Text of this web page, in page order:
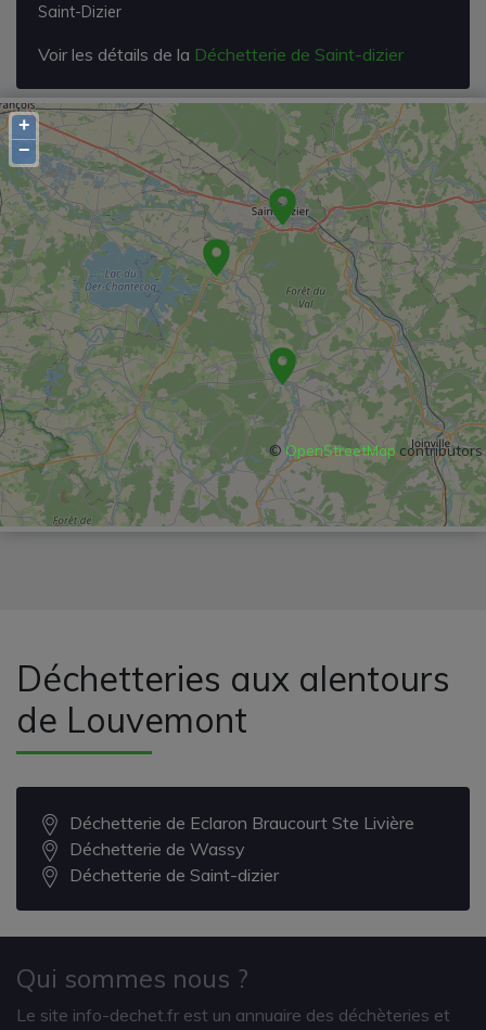
Saint-Dizier
Voir les détails de la Déchetterie de Saint-dizier
+
−
©OpenStreetMapcontributors
Déchetteries aux alentours
de Louvemont
Déchetterie de Eclaron Braucourt Ste Livière
Déchetterie de Wassy
Déchetterie de Saint-dizier
Qui sommes nous ?
Le site info-dechet.fr est un annuaire des déchèteries et